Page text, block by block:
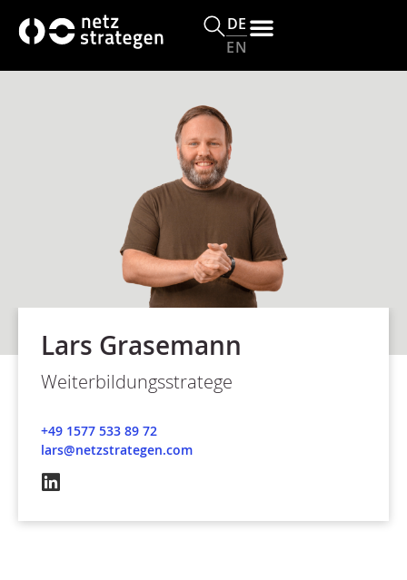
DE
EN
Lars Grasemann
Weiterbildungsstratege
+49 1577 533 89 72
lars@netzstrategen.com